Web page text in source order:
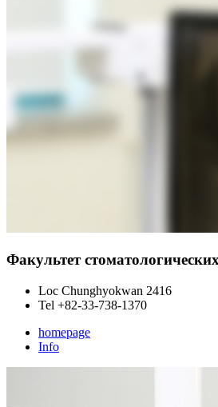
Факультет
Loc Chunghyokwan 2416
Tel +82-33-738-1370
homepage
Info